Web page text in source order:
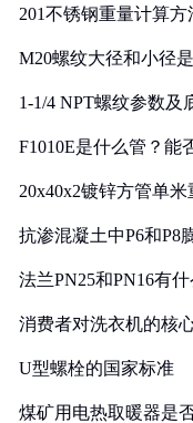
201不锈钢重量计算方
M20螺纹大径和小径
1-1/4 NPT螺纹参数及
F1010E是什么管？能
20x40x2镀锌方管单
抗渗混凝土中P6和P8
法兰PN25和PN16有什
消费者对洗衣机的核
U型螺栓的国家标准
煤矿用电热取暖器是